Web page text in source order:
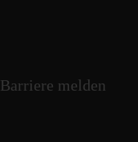
Barriere melden